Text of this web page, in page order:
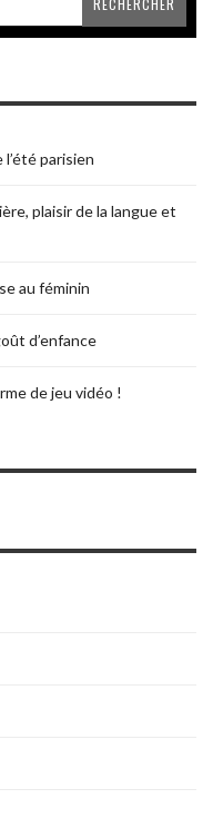
parisien
plaisir de la langue et
au féminin
d’enfance
de jeu vidéo !